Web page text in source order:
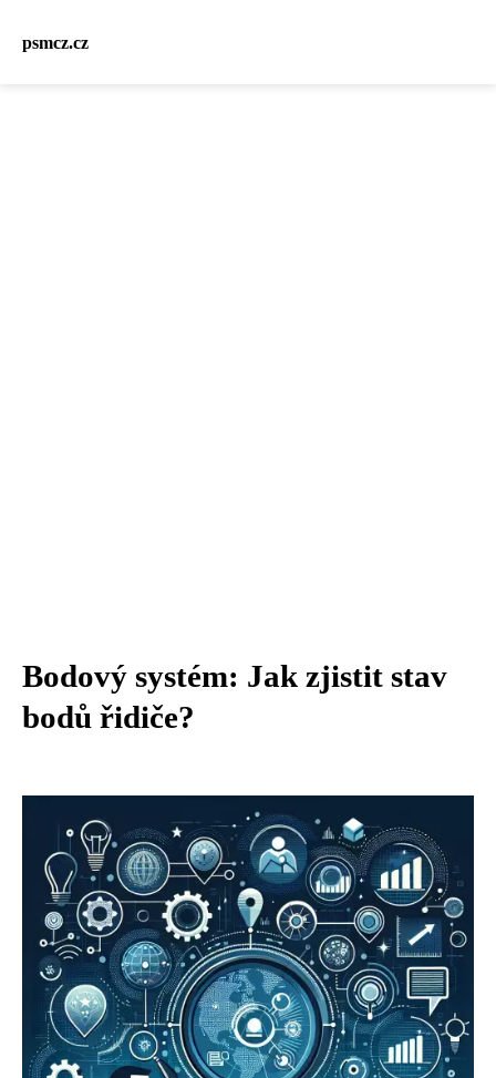
psmcz.cz
Bodový systém: Jak zjistit stav
bodů řidiče?